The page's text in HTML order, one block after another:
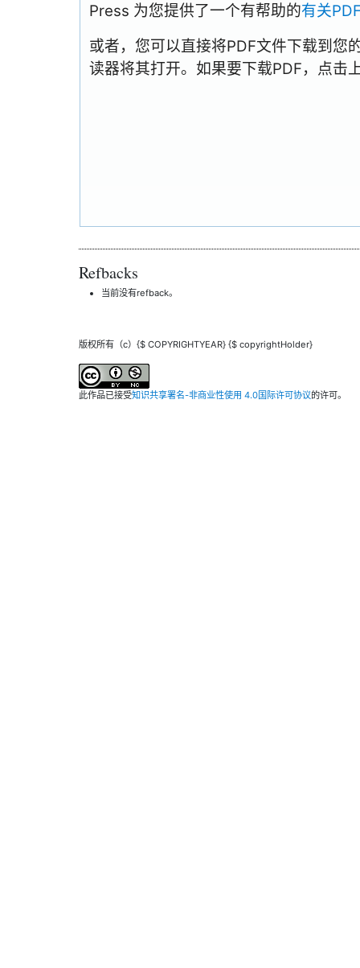
Press 为您提供了一个有帮助的有关
或者，您可以直接将PDF文件下载到您
读器将其打开。如果要下载PDF，点击
Refbacks
当前没有refback。
版权所有（c）{$ COPYRIGHTYEAR} {$ copyrightHolder}
此作品已接受知识共享署名-非商业性使用 4.0国际许可协议的许可。